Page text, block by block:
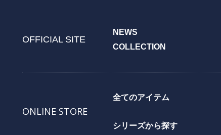
OFFICIAL SITE
NEWS
COLLECTION
ONLINE STORE
全てのアイテム
シリーズから探す